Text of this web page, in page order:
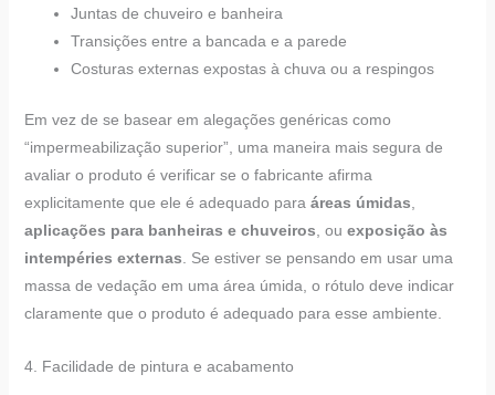
Juntas de chuveiro e banheira
Transições entre a bancada e a parede
Costuras externas expostas à chuva ou a respingos
Em vez de se basear em alegações genéricas como
“impermeabilização superior”, uma maneira mais segura de
avaliar o produto é verificar se o fabricante afirma
explicitamente que ele é adequado para áreas úmidas,
aplicações para banheiras e chuveiros, ou exposição às
intempéries externas. Se estiver se pensando em usar uma
massa de vedação em uma área úmida, o rótulo deve indicar
claramente que o produto é adequado para esse ambiente.
4. Facilidade de pintura e acabamento